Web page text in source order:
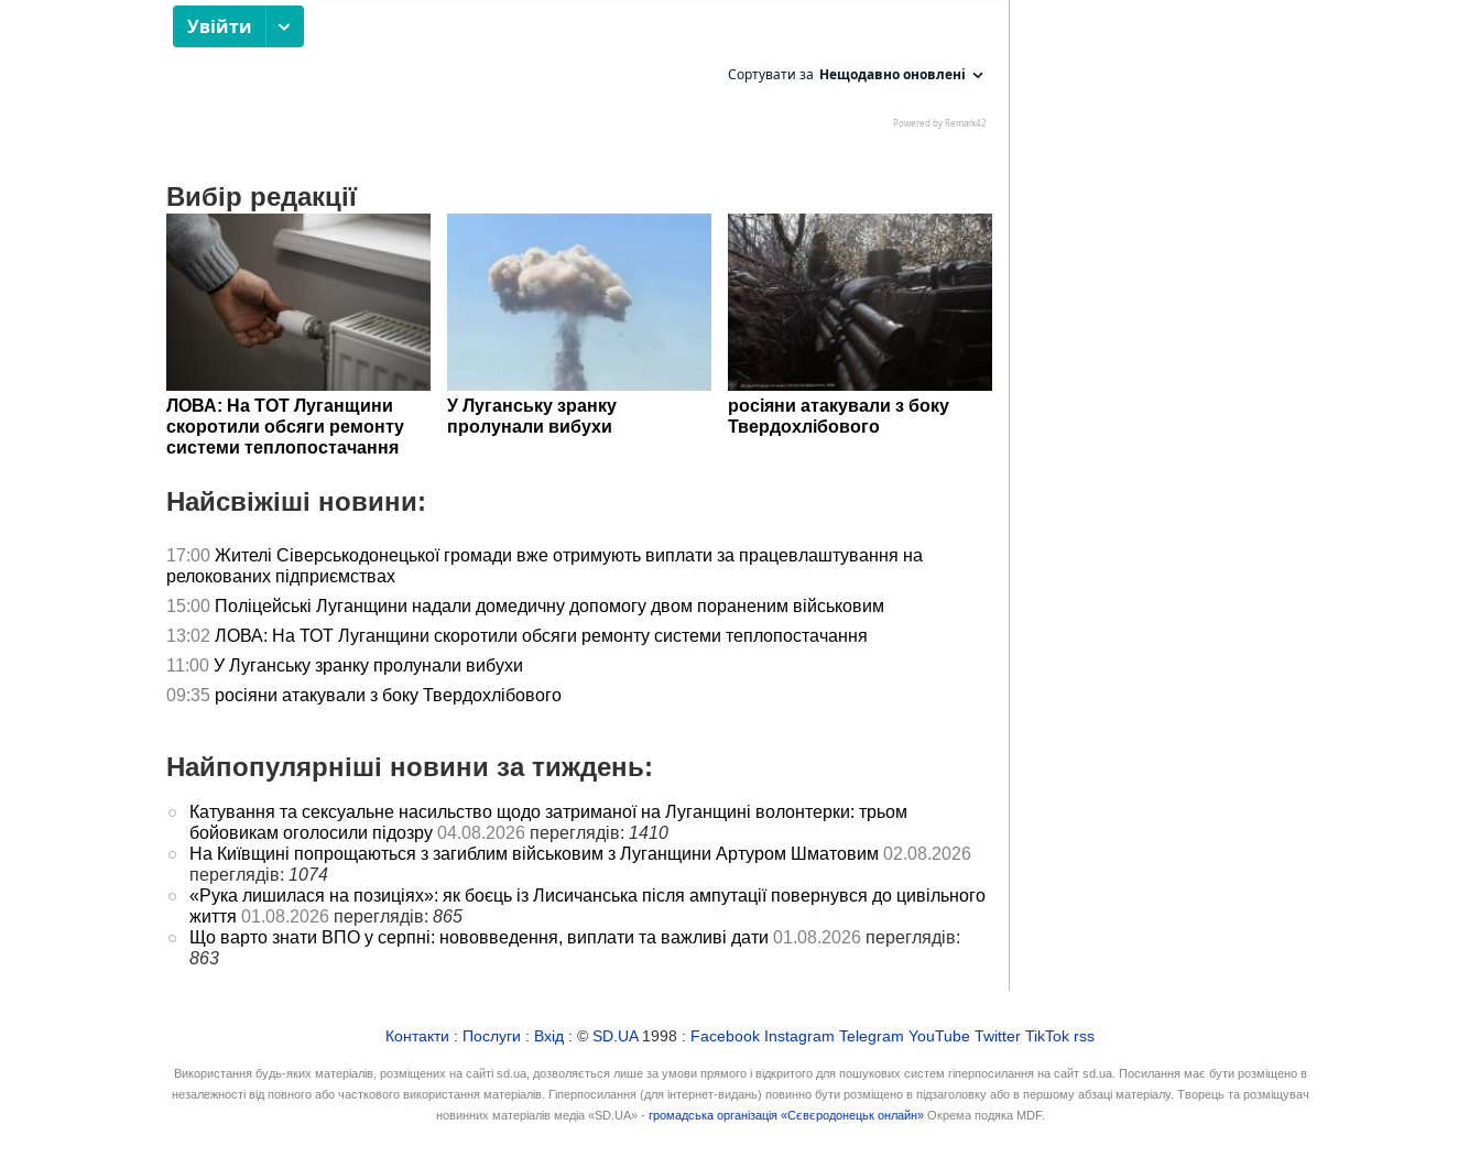
Вибір редакції
ЛОВА: На ТОТ Луганщини
скоротили обсяги ремонту
системи теплопостачання
У Луганську зранку
пролунали вибухи
росіяни атакували з боку
Твердохлібового
Найсвіжіші новини:
17:00 Жителі Сіверськодонецької громади вже отримують виплати за працевлаштування на
релокованих підприємствах
15:00 Поліцейські Луганщини надали домедичну допомогу двом пораненим військовим
13:02 ЛОВА: На ТОТ Луганщини скоротили обсяги ремонту системи теплопостачання
11:00 У Луганську зранку пролунали вибухи
09:35 росіяни атакували з боку Твердохлібового
Найпопулярніші новини за тиждень:
Катування та сексуальне насильство щодо затриманої на Луганщині волонтерки: трьом
бойовикам оголосили підозру 04.08.2026 переглядів: 1410
На Київщині попрощаються з загиблим військовим з Луганщини Артуром Шматовим 02.08.2026
переглядів: 1074
«Рука лишилася на позиціях»: як боєць із Лисичанська після ампутації повернувся до цивільного
життя 01.08.2026 переглядів: 865
Що варто знати ВПО у серпні: нововведення, виплати та важливі дати 01.08.2026 переглядів:
863
Контакти : Послуги : Вхід : © SD.UA1998 : Facebook Instagram Telegram YouTube Twitter TikTok rss
Використання будь-яких матеріалів, розміщених на сайті sd.ua, дозволяється лише за умови прямого і відкритого для пошукових систем гіперпосилання на сайт sd.ua. Посилання має бути розміщено в
незалежності від повного або часткового використання матеріалів. Гіперпосилання (для інтернет-видань) повинно бути розміщено в підзаголовку або в першому абзаці матеріалу. Творець та розміщувач
новинних матеріалів медіа «SD.UA» - громадська організація «Сєвєродонецьк онлайн»Окрема подяка MDF.